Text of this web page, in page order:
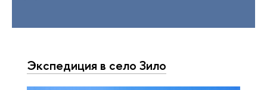
Экспедиция в село Зило